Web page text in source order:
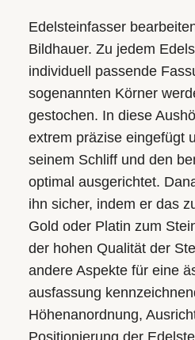
Edelsteinfasser
Bildhauer. Zu jedem
individuell passende
sogenannten Körner
gestochen. In diese
extrem präzise eingefügt
seinem Schliff und den
optimal ausgerichtet.
ihn sicher, indem er das
Gold oder Platin zum
der hohen Qualität der
andere Aspekte für eine
ausfassung
Höhen­anordnung,